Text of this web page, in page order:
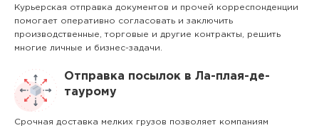
Курьерская отправка документов и прочей корреспонденции
помогает оперативно согласовать и заключить
производственные, торговые и другие контракты, решить
многие личные и бизнес-задачи.
Отправка посылок в Ла-плая-де-
таурому
Срочная доставка мелких грузов позволяет компаниям